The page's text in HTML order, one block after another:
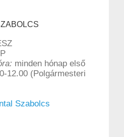
minden hónap első
12.00 (Polgármesteri
Szabolcs